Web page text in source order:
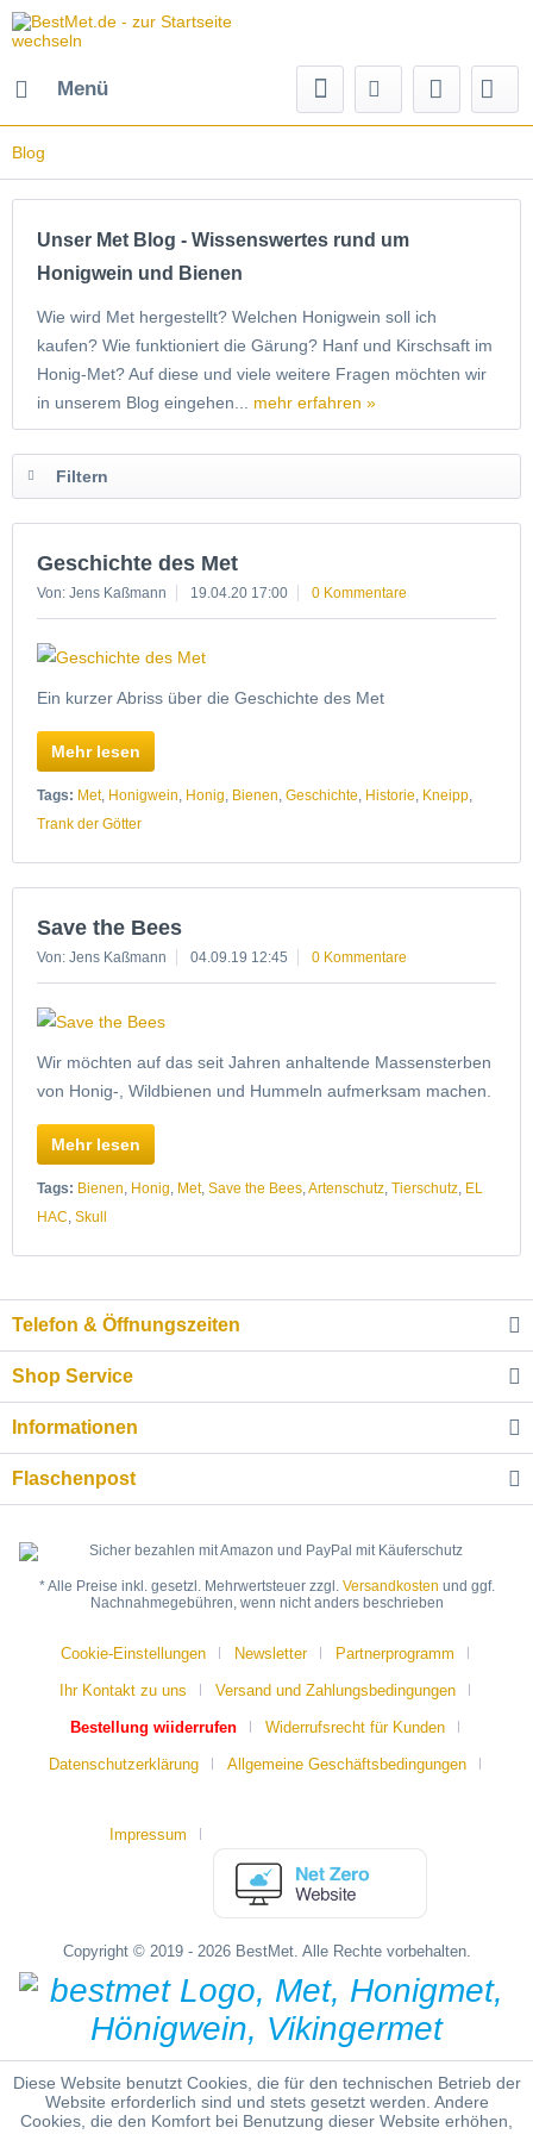
Menü
Blog
Unser Met Blog - Wissenswertes rund um
Honigwein und Bienen
Wie wird Met hergestellt? Welchen Honigwein soll ich
kaufen? Wie funktioniert die Gärung? Hanf und Kirschsaft im
Honig-Met? Auf diese und viele weitere Fragen möchten wir
in unserem Blog eingehen... mehr erfahren »
Filtern
Geschichte des Met
Von: Jens Kaßmann 19.04.20 17:00 0 Kommentare
Ein kurzer Abriss über die Geschichte des Met
Mehr lesen
Tags: Met, Honigwein, Honig, Bienen, Geschichte, Historie, Kneipp,
Trank der Götter
Save the Bees
Von: Jens Kaßmann 04.09.19 12:45 0 Kommentare
Wir möchten auf das seit Jahren anhaltende Massensterben
von Honig-, Wildbienen und Hummeln aufmerksam machen.
Mehr lesen
Tags: Bienen, Honig, Met, Save the Bees,Artenschutz, Tierschutz, EL
HAC, Skull
Telefon & Öffnungszeiten
Shop Service
Informationen
Flaschenpost
* Alle Preise inkl. gesetzl. Mehrwertsteuer zzgl. Versandkosten und ggf.
Nachnahmegebühren, wenn nicht anders beschrieben
Cookie-Einstellungen Newsletter Partnerprogramm
Ihr Kontakt zu uns Versand und Zahlungsbedingungen
Bestellung wiiderrufen Widerrufsrecht für Kunden
Datenschutzerklärung Allgemeine Geschäftsbedingungen
Impressum
Copyright © 2019 - 2026 BestMet. Alle Rechte vorbehalten.
Diese Website benutzt Cookies, die für den technischen Betrieb der
Website erforderlich sind und stets gesetzt werden. Andere
Cookies, die den Komfort bei Benutzung dieser Website erhöhen,